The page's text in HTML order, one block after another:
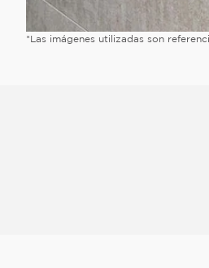
*Las imágenes utilizadas son